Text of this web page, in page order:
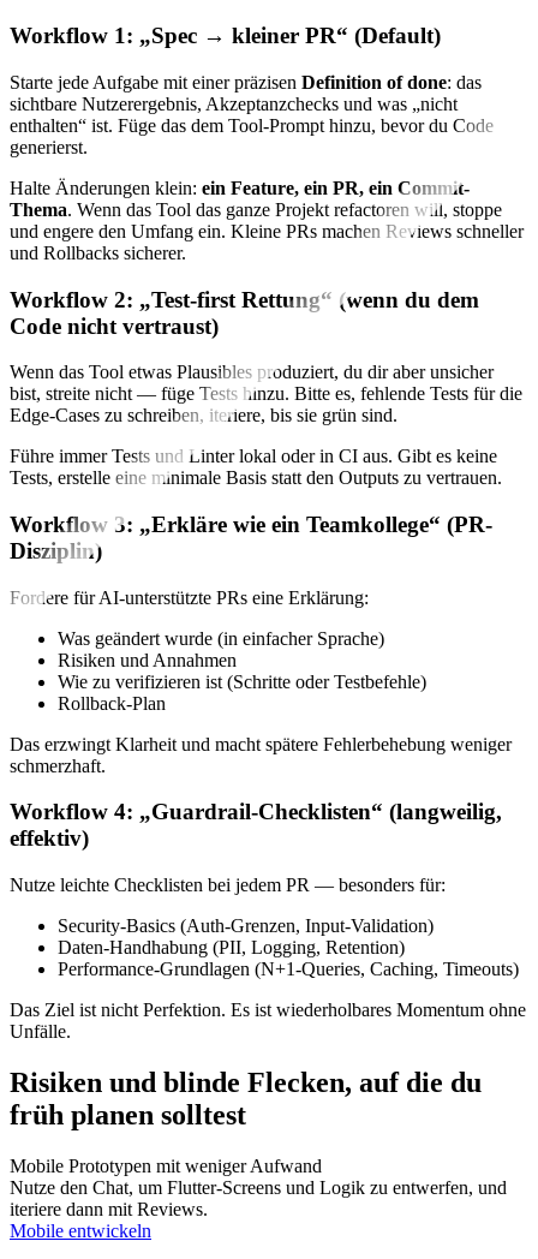
Workflow 1: „Spec → kleiner PR“ (Default)
Starte jede Aufgabe mit einer präzisen Definition of done: das
sichtbare Nutzerergebnis, Akzeptanzchecks und was „nicht
enthalten“ ist. Füge das dem Tool-Prompt hinzu, bevor du Code
generierst.
Halte Änderungen klein: ein Feature, ein PR, ein Commit-
Thema. Wenn das Tool das ganze Projekt refactoren will, stoppe
und engere den Umfang ein. Kleine PRs machen Reviews schneller
und Rollbacks sicherer.
Workflow 2: „Test-first Rettung“ (wenn du dem
Code nicht vertraust)
Wenn das Tool etwas Plausibles produziert, du dir aber unsicher
bist, streite nicht — füge Tests hinzu. Bitte es, fehlende Tests für die
Edge-Cases zu schreiben, iteriere, bis sie grün sind.
Führe immer Tests und Linter lokal oder in CI aus. Gibt es keine
Tests, erstelle eine minimale Basis statt den Outputs zu vertrauen.
Workflow 3: „Erkläre wie ein Teamkollege“ (PR-
Disziplin)
Fordere für AI-unterstützte PRs eine Erklärung:
Was geändert wurde (in einfacher Sprache)
Risiken und Annahmen
Wie zu verifizieren ist (Schritte oder Testbefehle)
Rollback-Plan
Das erzwingt Klarheit und macht spätere Fehlerbehebung weniger
schmerzhaft.
Workflow 4: „Guardrail-Checklisten“ (langweilig,
effektiv)
Nutze leichte Checklisten bei jedem PR — besonders für:
Security-Basics (Auth-Grenzen, Input-Validation)
Daten-Handhabung (PII, Logging, Retention)
Performance-Grundlagen (N+1-Queries, Caching, Timeouts)
Das Ziel ist nicht Perfektion. Es ist wiederholbares Momentum ohne
Unfälle.
Risiken und blinde Flecken, auf die du
früh planen solltest
Mobile Prototypen mit weniger Aufwand
Nutze den Chat, um Flutter-Screens und Logik zu entwerfen, und
iteriere dann mit Reviews.
Mobile entwickeln